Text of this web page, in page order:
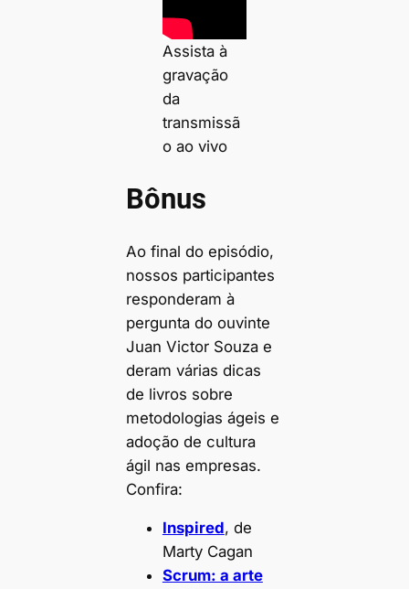
Assista à
gravação
da
transmissã
o ao vivo
Bônus
Ao final do episódio,
nossos participantes
responderam à
pergunta do ouvinte
Juan Victor Souza e
deram várias dicas
de livros sobre
metodologias ágeis e
adoção de cultura
ágil nas empresas.
Confira:
Inspired, de
Marty Cagan
Scrum: a arte